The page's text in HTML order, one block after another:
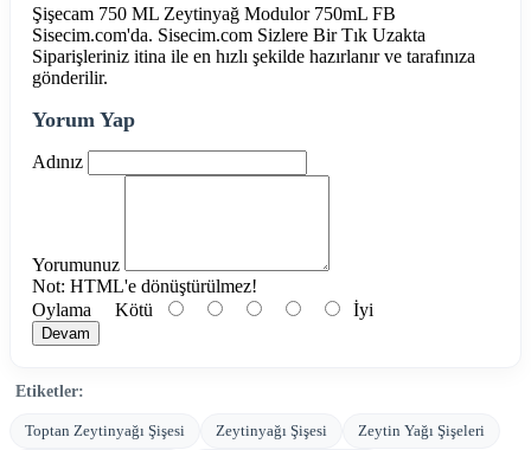
Şişecam 750 ML Zeytinyağ Modulor 750mL FB
Sisecim.com'da. Sisecim.com Sizlere Bir Tık Uzakta
Siparişleriniz itina ile en hızlı şekilde hazırlanır ve tarafınıza
gönderilir.
Yorum Yap
Adınız
Yorumunuz
Not: HTML'e dönüştürülmez!
Oylama Kötü İyi
Devam
Etiketler:
Toptan Zeytinyağı Şişesi Zeytinyağı Şişesi
Zeytin Yağı Şişeleri